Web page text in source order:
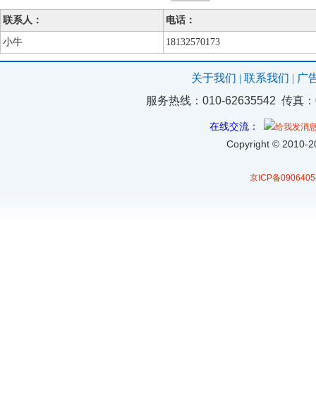
联系人： 电话：
小牛 18132570173
关于我们 | 联系我们 | 广
服务热线：010-62635542 传真
在线交流：
Copyright © 2010-
京ICP备